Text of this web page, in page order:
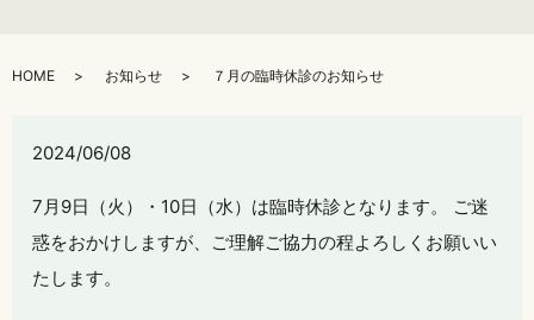
HOME お知らせ ７月の臨時休診のお知らせ
2024/06/08
7月9日（火）・10日（水）は臨時休診となります。 ご迷
惑をおかけしますが、ご理解ご協力の程よろしくお願いい
たします。